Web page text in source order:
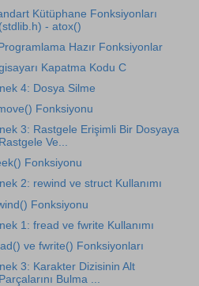
Kütüphane Fonksiyonları
(stdlib.h) - atox()
Hazır Fonksiyonlar
Kapatma Kodu C
4: Dosya Silme
Fonksiyonu
3: Rastgele Erişimli Bir Dosyaya
Rastgele Ve...
Fonksiyonu
2: rewind ve struct Kullanımı
Fonksiyonu
1: fread ve fwrite Kullanımı
ve fwrite() Fonksiyonları
3: Karakter Dizisinin Alt
Parçalarını Bulma ...